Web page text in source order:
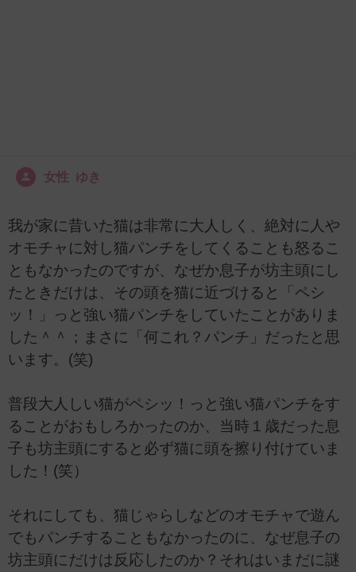
女性 ゆき
我が家に昔いた猫は非常に大人しく、絶対に人や
オモチャに対し猫パンチをしてくることも怒るこ
ともなかったのですが、なぜか息子が坊主頭にし
たときだけは、その頭を猫に近づけると「ペシ
ッ！」っと強い猫パンチをしていたことがありま
した＾＾；まさに「何これ？パンチ」だったと思
います。(笑)
普段大人しい猫がペシッ！っと強い猫パンチをす
ることがおもしろかったのか、当時１歳だった息
子も坊主頭にすると必ず猫に頭を擦り付けていま
した！(笑）
それにしても、猫じゃらしなどのオモチャで遊ん
でもパンチすることもなかったのに、なぜ息子の
坊主頭にだけは反応したのか？それはいまだに謎